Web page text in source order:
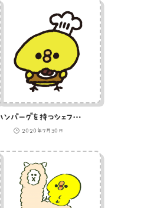
ハンバーグを持つシェフひよこのイラスト
2020年7月30日